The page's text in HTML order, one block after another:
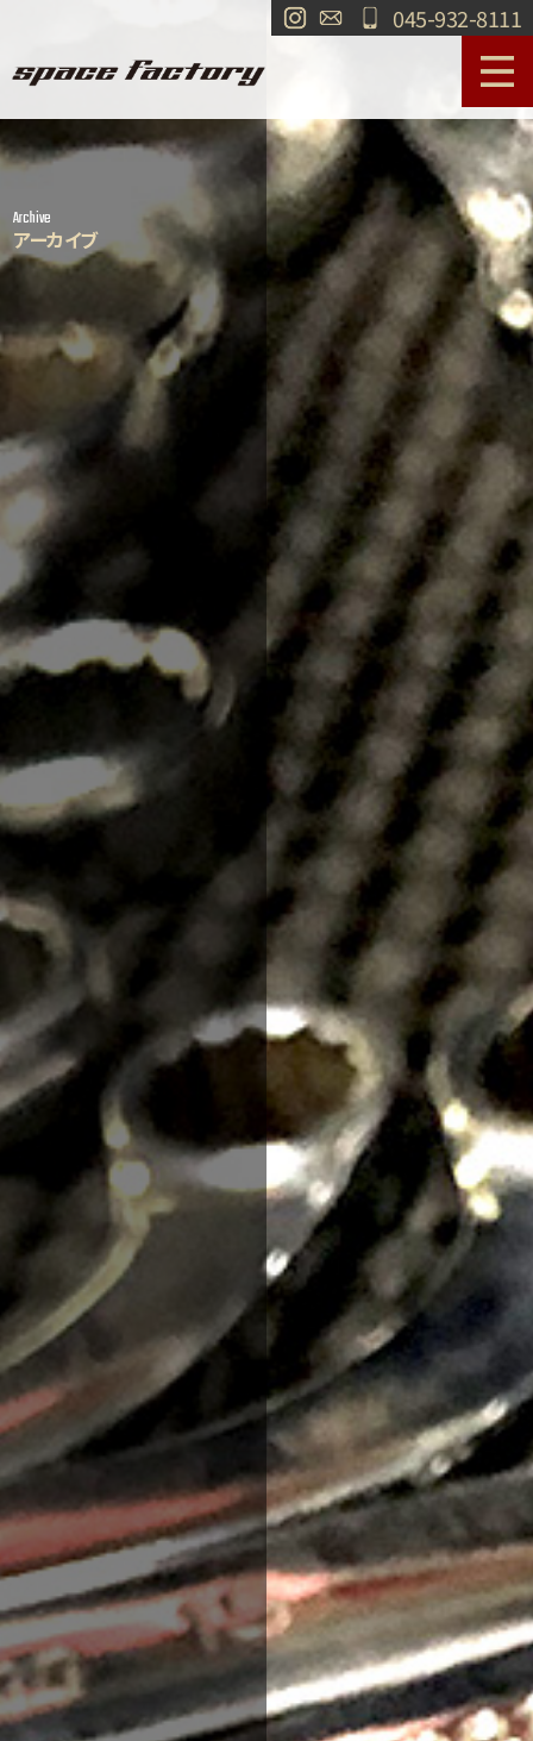
045-932-8111
サービス案内 作業事例
ショールーム
交通・アクセス
求人情報 お問い合わせ
Archive
アーカイブ